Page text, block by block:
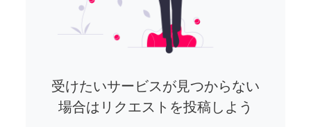
受けたいサービスが見つからない
場合はリクエストを投稿しよう